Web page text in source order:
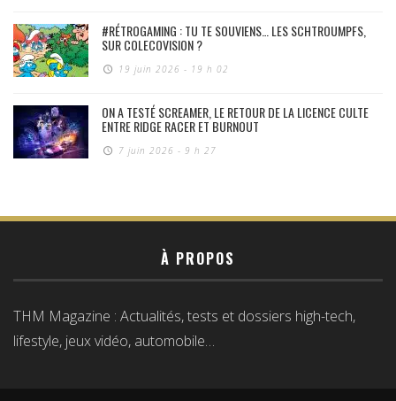
#RÉTROGAMING : TU TE SOUVIENS… LES SCHTROUMPFS,
SUR COLECOVISION ?
19 juin 2026 - 19 h 02
ON A TESTÉ SCREAMER, LE RETOUR DE LA LICENCE CULTE
ENTRE RIDGE RACER ET BURNOUT
7 juin 2026 - 9 h 27
À PROPOS
THM Magazine : Actualités, tests et dossiers high-tech,
lifestyle, jeux vidéo, automobile…